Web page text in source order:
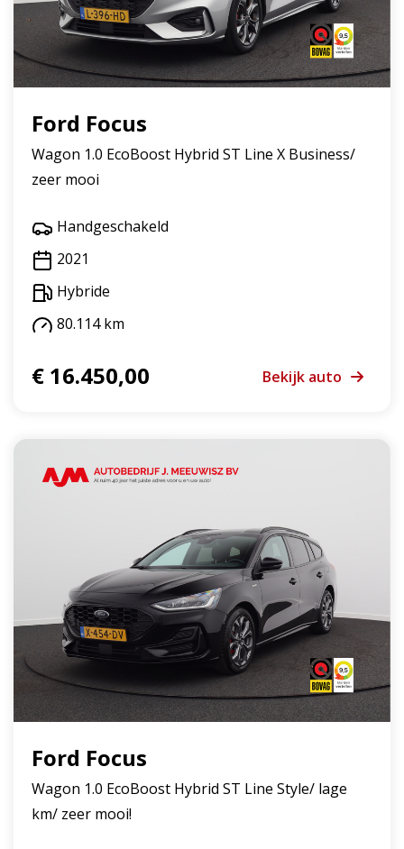
Ford Focus
Wagon 1.0 EcoBoost Hybrid ST Line X Business/
zeer mooi
Handgeschakeld
2021
Hybride
80.114 km
€ 16.450,00 Bekijk auto
Ford Focus
Wagon 1.0 EcoBoost Hybrid ST Line Style/ lage
km/ zeer mooi!